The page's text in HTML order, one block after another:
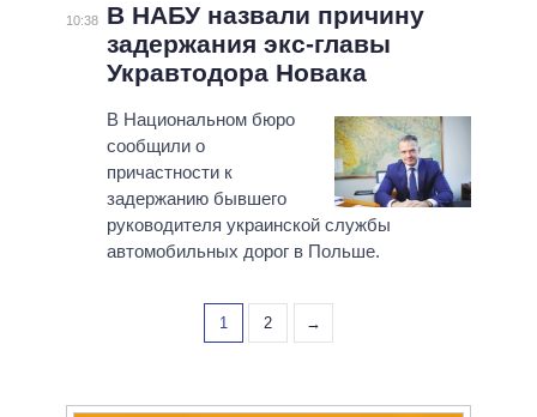
10:38
В НАБУ назвали причину
задержания экс-главы
Укравтодора Новака
В Национальном бюро
сообщили о
причастности к
задержанию бывшего
руководителя украинской службы
автомобильных дорог в Польше.
1 2 →